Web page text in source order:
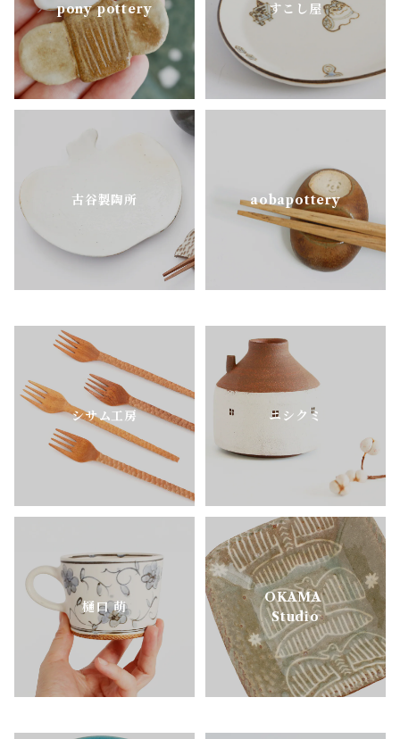
pony pottery すこし屋
古谷製陶所 aobapottery
シサム工房 ニシクミ
樋口 萌
OKAMA
Studio